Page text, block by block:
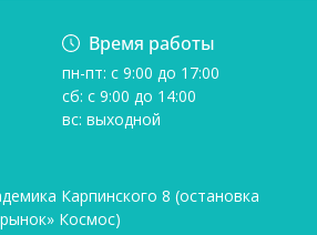
Время работы
пн-пт: с 9:00 до 17:00
сб: с 9:00 до 14:00
вс: выходной
Карпинского 8 (остановка
Космос)